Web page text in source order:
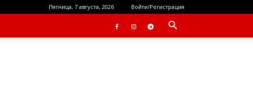
Пятница, 7 августа, 2026 Войти/Регистрация